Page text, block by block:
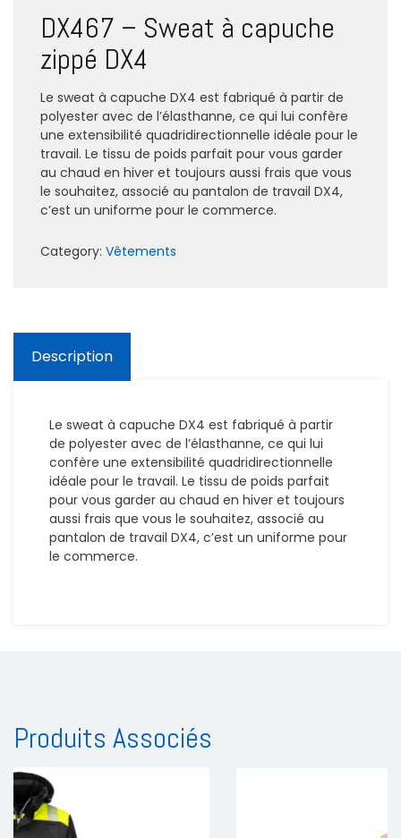
DX467 – Sweat à capuche
zippé DX4
Le sweat à capuche DX4 est fabriqué à partir de
polyester avec de l’élasthanne, ce qui lui confère
une extensibilité quadridirectionnelle idéale pour le
travail. Le tissu de poids parfait pour vous garder
au chaud en hiver et toujours aussi frais que vous
le souhaitez, associé au pantalon de travail DX4,
c’est un uniforme pour le commerce.
Category: Vêtements
Description
Le sweat à capuche DX4 est fabriqué à partir
de polyester avec de l’élasthanne, ce qui lui
confère une extensibilité quadridirectionnelle
idéale pour le travail. Le tissu de poids parfait
pour vous garder au chaud en hiver et toujours
aussi frais que vous le souhaitez, associé au
pantalon de travail DX4, c’est un uniforme pour
le commerce.
Produits Associés